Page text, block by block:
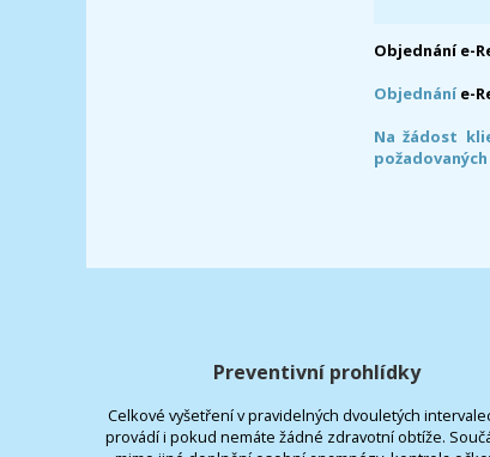
Objednání e-
Objednáníe-
Na žádost
Preventivní prohlídky
Celkové vyšetření v pravidelných dvouletých
provádí i pokud nemáte žádné zdravotní obtíže.